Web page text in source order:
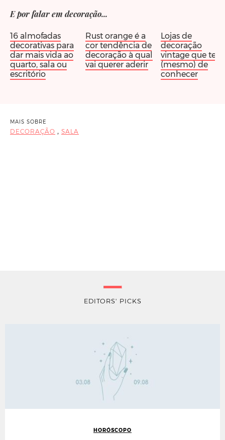
E por falar em decoração...
16 almofadas
decorativas para
dar mais vida ao
quarto, sala ou
escritório
Rust orange é a
cor tendência de
decoração à qual
vai querer aderir
Lojas de
decoração
vintage que tem
(mesmo) de
conhecer
MAIS SOBRE
DECORAÇÃO , SALA
EDITORS' PICKS
HORÓSCOPO